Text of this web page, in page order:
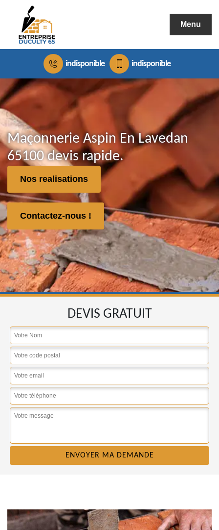
Menu
indisponible indisponible
Maçonnerie Aspin En Lavedan
65100 devis rapide.
Nos realisations
Contactez-nous !
DEVIS GRATUIT